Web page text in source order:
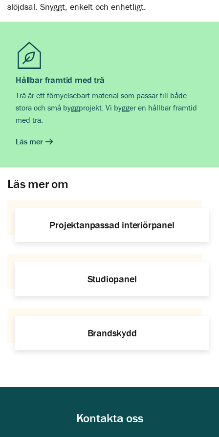
slöjdsal. Snyggt, enkelt och enhetligt.
Hållbar framtid med trä
Trä är ett förnyelsebart material som passar till både
stora och små byggprojekt. Vi bygger en hållbar framtid
med trä.
Läs mer
Läs mer om
Projektanpassad interiörpanel
Studiopanel
Brandskydd
Kontakta oss